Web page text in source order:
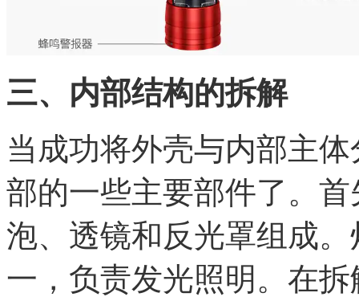
三、内部结构的拆解
当成功将外壳与内部主
部的一些主要部件了。
泡、透镜和反光罩组成
一，负责发光照明。在